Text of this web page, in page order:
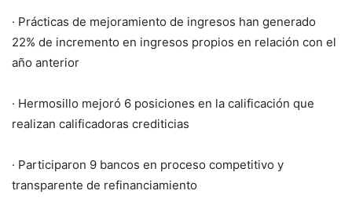
· Prácticas de mejoramiento de ingresos han generado
22% de incremento en ingresos propios en relación con el
año anterior
· Hermosillo mejoró 6 posiciones en la calificación que
realizan calificadoras crediticias
· Participaron 9 bancos en proceso competitivo y
transparente de refinanciamiento